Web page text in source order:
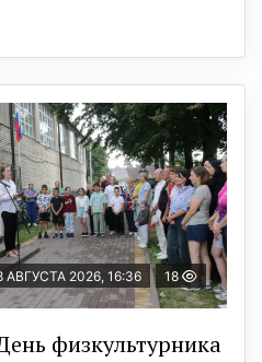
АВГУСТА 2026, 16:36 18
физкультурника